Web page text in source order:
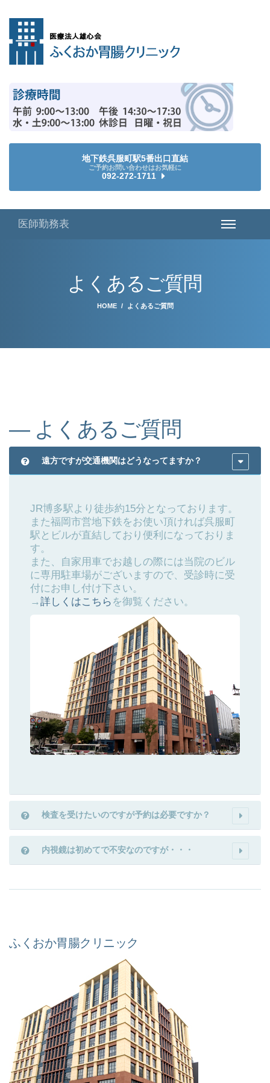
地下鉄呉服町駅5番出口直結
ご予約お問い合わせはお気軽に
092-272-1711
医師勤務表
よくあるご質問
HOME よくあるご質問
― よくあるご質問
遠方ですが交通機関はどうなってますか？
JR博多駅より徒歩約15分となっております。
また福岡市営地下鉄をお使い頂ければ呉服町
駅とビルが直結しており便利になっておりま
す。
また、自家用車でお越しの際には当院のビル
に専用駐車場がございますので、受診時に受
付にお申し付け下さい。
→詳しくはこちら を御覧ください。
検査を受けたいのですが予約は必要ですか？
内視鏡は初めてで不安なのですが・・・
ふくおか胃腸クリニック